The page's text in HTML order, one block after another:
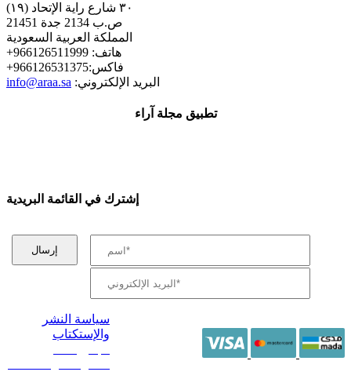
٣٠ شارع راية الإتحاد (١٩)
ص.ب 2134 جدة 21451
المملكة العربية السعودية
+هاتف: 966126511999
+فاكس:966126531375
info@araa.sa :البريد الإلكتروني
تطبيق مجلة آراء
إشترك في القائمة البريدية
سياسة النشر
والإستكتاب